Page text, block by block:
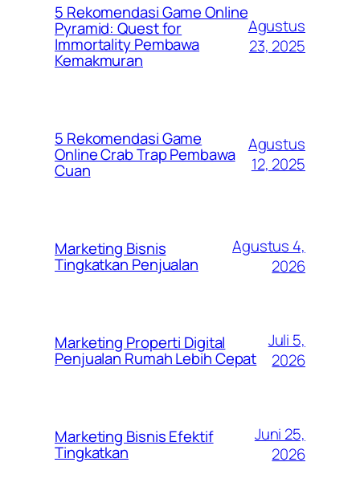
5 Rekomendasi Game Online
Pyramid: Quest for
Immortality Pembawa
Kemakmuran
Agustus
23, 2025
5 Rekomendasi Game
Online Crab Trap Pembawa
Cuan
Agustus
12, 2025
Marketing Bisnis
Tingkatkan Penjualan
Agustus 4,
2026
Marketing Properti Digital
Penjualan Rumah Lebih Cepat
Juli 5,
2026
Marketing Bisnis Efektif
Tingkatkan
Juni 25,
2026